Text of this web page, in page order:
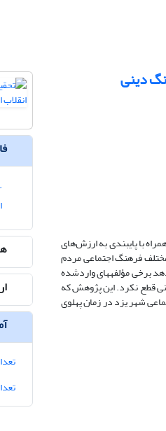
دینی
با پایبندی به ارزش‌های
فرهنگ اجتماعی مردم
برخی مؤلفه­های واردشده
قطع نکرد. این پژوهش که
شهر یزد در زمان پهلوی